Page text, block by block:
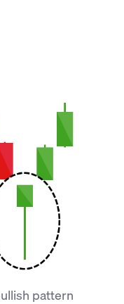
pattern